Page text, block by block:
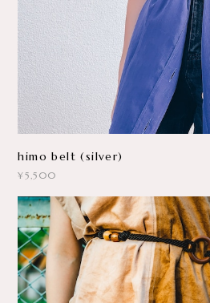
himo belt (silver)
¥5,500